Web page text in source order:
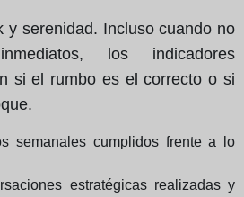
y serenidad. Incluso cuando no
los indicadores
si el rumbo es el correcto o si
semanales cumplidos frente a lo
estratégicas realizadas y